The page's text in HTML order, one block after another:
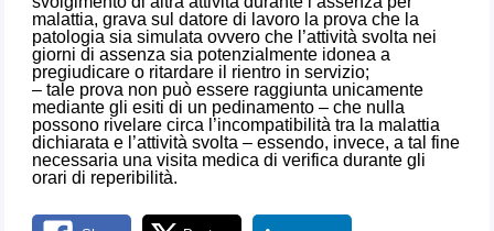
malattia, grava sul datore di lavoro la prova che la
patologia sia simulata ovvero che l’attività svolta nei
giorni di assenza sia potenzialmente idonea a
pregiudicare o ritardare il rientro in servizio;
– tale prova non può essere raggiunta unicamente
mediante gli esiti di un pedinamento – che nulla
possono rivelare circa l’incompatibilità tra la malattia
dichiarata e l’attività svolta – essendo, invece, a tal fine
necessaria una visita medica di verifica durante gli
orari di reperibilità.